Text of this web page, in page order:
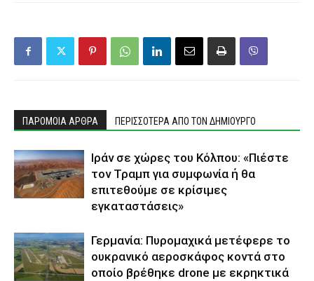
ΠΑΡΟΜΟΙΑ ΑΡΘΡΑ ΠΕΡΙΣΣΟΤΕΡΑ ΑΠΟ ΤΟΝ ΔΗΜΙΟΥΡΓΟ
Ιράν σε χώρες του Κόλπου: «Πιέστε
τον Τραμπ για συμφωνία ή θα
επιτεθούμε σε κρίσιμες
εγκαταστάσεις»
Γερμανία: Πυρομαχικά μετέφερε το
ουκρανικό αεροσκάφος κοντά στο
οποίο βρέθηκε drone με εκρηκτικά